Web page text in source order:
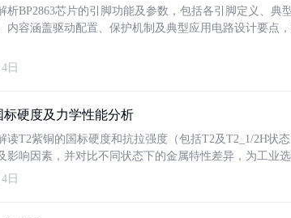
析BP2863芯片的引脚功能及参数，包括各引脚定义、
内容涵盖驱动配置、保护机制及典型应用电路设计要点
日
标硬度及力学性能分析
读T2紫铜的国标硬度和抗拉强度（包括T2及T2_1/2H状
影响因素，并对比不同状态下的金属特性差异，为工业选
日